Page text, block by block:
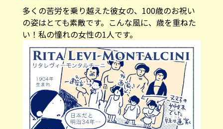
多くの苦労を乗り越えた彼女の、100歳のお祝い
の姿はとても素敵です。こんな風に、歳を重ねた
い！私の憧れの女性の1人です。